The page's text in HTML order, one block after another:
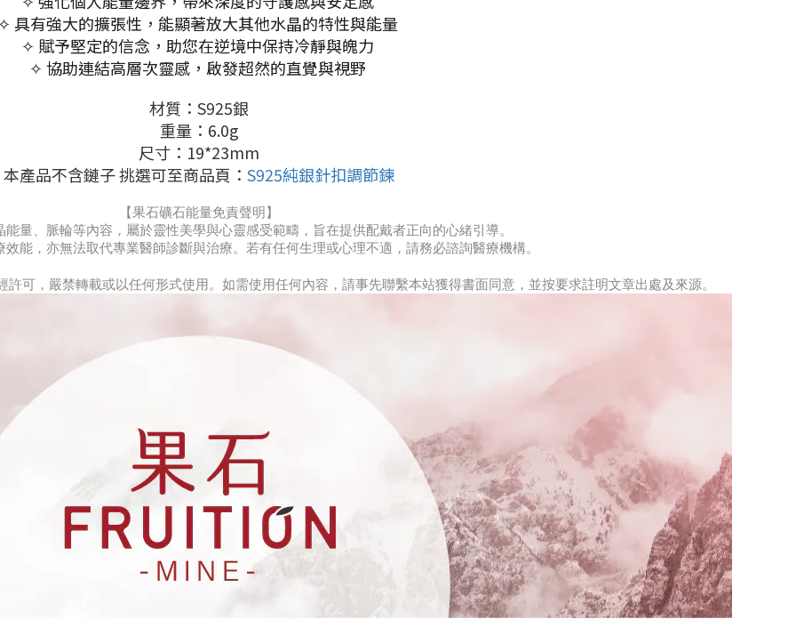
具有強大的擴張性，能顯著放大其他水晶的特性與能量
✧ 賦予堅定的信念，助您在逆境中保持冷靜與魄力
✧ 協助連結高層次靈感，啟發超然的直覺與視野
材質：S925銀
重量：6.0g
尺寸：19*23mm
本產品不含鏈子 挑選可至商品頁： S925純銀針扣調節鍊
【果石礦石能量免責聲明】
量、脈輪等內容，屬於靈性美學與心靈感受範疇，旨在提供配戴者正向的心緒引導。
能，亦無法取代專業醫師診斷與治療。若有任何生理或心理不適，請務必諮詢醫療機構。
可，嚴禁轉載或以任何形式使用。如需使用任何內容，請事先聯繫本站獲得書面同意，並按要求註明文章出處及來源。